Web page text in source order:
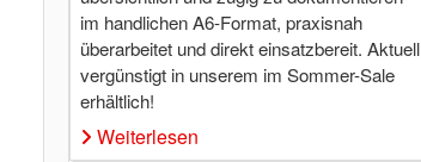
im handlichen A6-Format, praxisnah
überarbeitet und direkt einsatzbereit. Aktuell
vergünstigt in unserem im Sommer-Sale
erhältlich!
Weiterlesen